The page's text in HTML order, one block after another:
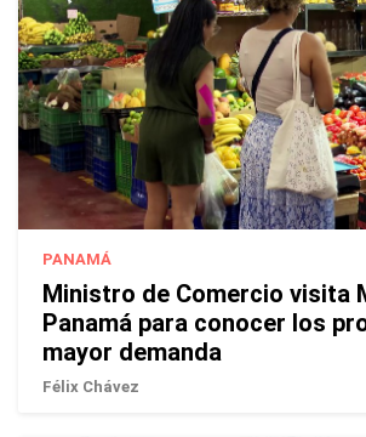
PANAMÁ
Ministro de Comercio visita
Panamá para conocer los
mayor demanda
Félix Chávez